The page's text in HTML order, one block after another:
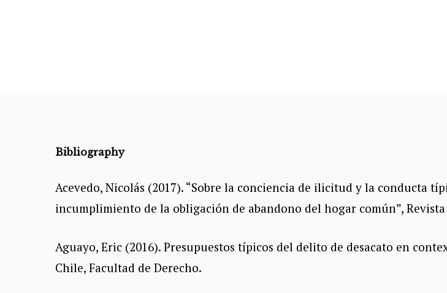
Bibliography
Acevedo, Nicolás (2017). “Sobre la conciencia de ilicitud y la conducta
incumplimiento de la obligación de abandono del hogar común”, Revista
Aguayo, Eric (2016). Presupuestos típicos del delito de desacato en
Chile, Facultad de Derecho.